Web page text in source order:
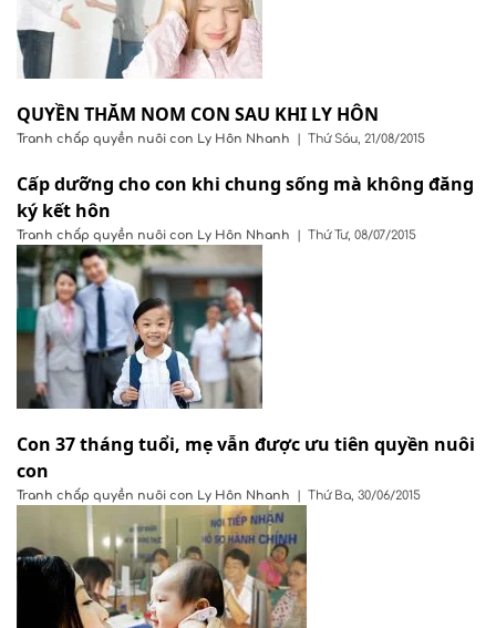
QUYỀN THĂM NOM CON SAU KHI LY HÔN
Tranh chấp quyền nuôi con Ly Hôn Nhanh | Thứ Sáu, 21/08/2015
Cấp dưỡng cho con khi chung sống mà không đăng
ký kết hôn
Tranh chấp quyền nuôi con Ly Hôn Nhanh | Thứ Tư, 08/07/2015
Con 37 tháng tuổi, mẹ vẫn được ưu tiên quyền nuôi
con
Tranh chấp quyền nuôi con Ly Hôn Nhanh | Thứ Ba, 30/06/2015